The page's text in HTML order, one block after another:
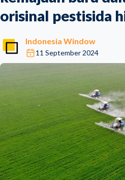
orisinal pestisida
Indonesia Window
11 September 2024